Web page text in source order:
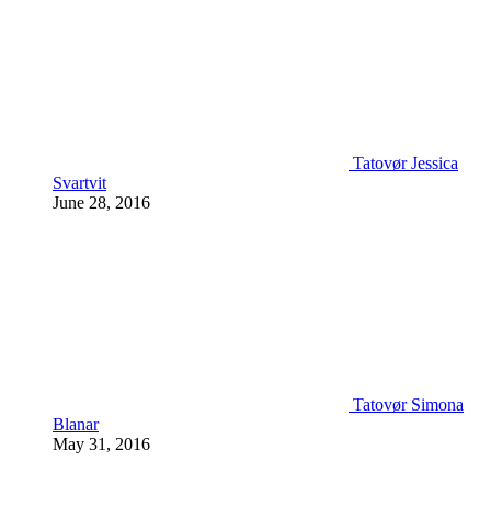
Tatovør Jessica
Svartvit
June 28, 2016
Tatovør Simona
Blanar
May 31, 2016